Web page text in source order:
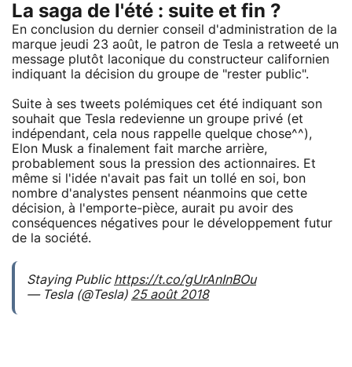
La saga de l'été : suite et fin ?
En conclusion du dernier conseil d'administration de la
marque jeudi 23 août, le patron de Tesla a retweeté un
message plutôt laconique du constructeur californien
indiquant la décision du groupe de "rester public".
Suite à ses tweets polémiques cet été indiquant son
souhait que Tesla redevienne un groupe privé (et
indépendant, cela nous rappelle quelque chose^^),
Elon Musk a finalement fait marche arrière,
probablement sous la pression des actionnaires. Et
même si l'idée n'avait pas fait un tollé en soi, bon
nombre d'analystes pensent néanmoins que cette
décision, à l'emporte-pièce, aurait pu avoir des
conséquences négatives pour le développement futur
de la société.
Staying Public https://t.co/gUrAnInBOu
— Tesla (@Tesla) 25 août 2018